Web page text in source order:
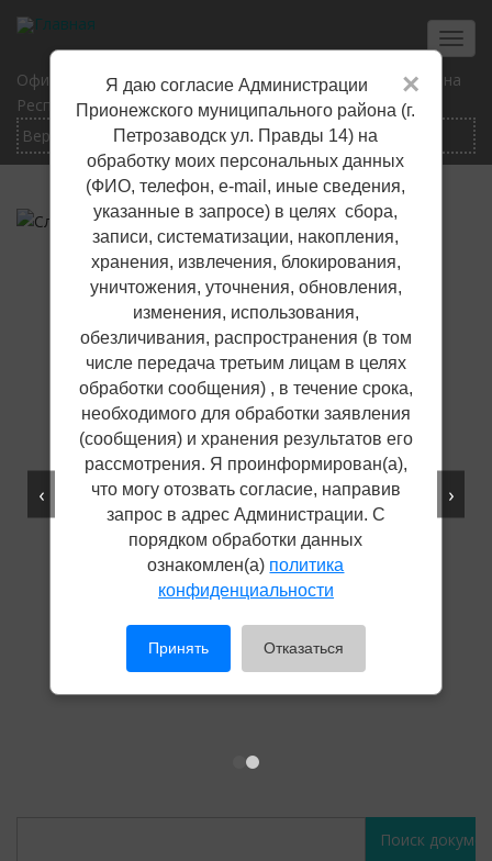
Перейти
основному
содержанию
×
Я даю согласие Администрации
Прионежского муниципального района (г.
Петрозаводск ул. Правды 14) на
обработку моих персональных данных
(ФИО, телефон, е-mail, иные сведения,
указанные в запросе) в целях сбора,
записи, систематизации, накопления,
хранения, извлечения, блокирования,
уничтожения, уточнения, обновления,
изменения, использования,
обезличивания, распространения (в том
числе передача третьим лицам в целях
обработки сообщения) , в течение срока,
необходимого для обработки заявления
(сообщения) и хранения результатов его
рассмотрения. Я проинформирован(а),
что могу отозвать согласие, направив
запрос в адрес Администрации. С
порядком обработки данных
ознакомлен(а) политика
конфиденциальности
Принять Отказаться
Официальный сайт Прионежского муниципального района
Республики Карелия
‹ ›